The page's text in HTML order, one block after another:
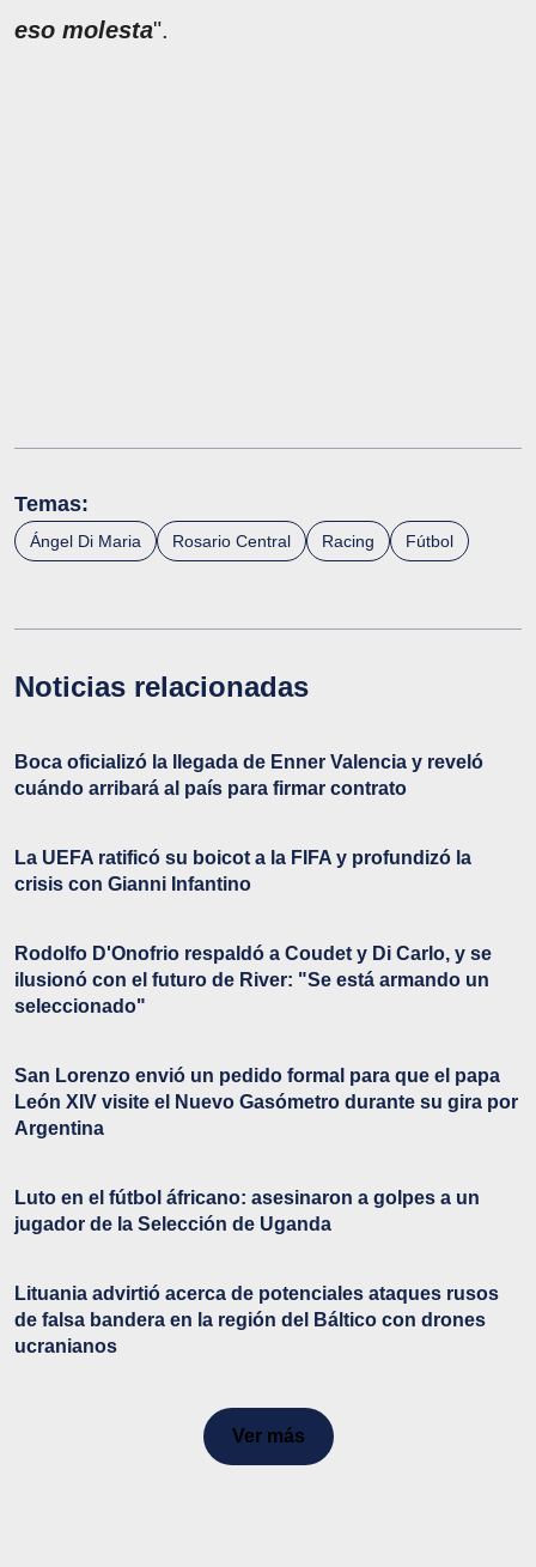
eso molesta".
Temas:
Ángel Di Maria Rosario Central Racing Fútbol
Noticias relacionadas
Boca oficializó la llegada de Enner Valencia y reveló
cuándo arribará al país para firmar contrato
La UEFA ratificó su boicot a la FIFA y profundizó la
crisis con Gianni Infantino
Rodolfo D'Onofrio respaldó a Coudet y Di Carlo, y se
ilusionó con el futuro de River: "Se está armando un
seleccionado"
San Lorenzo envió un pedido formal para que el papa
León XIV visite el Nuevo Gasómetro durante su gira por
Argentina
Luto en el fútbol áfricano: asesinaron a golpes a un
jugador de la Selección de Uganda
Lituania advirtió acerca de potenciales ataques rusos
de falsa bandera en la región del Báltico con drones
ucranianos
Ver más